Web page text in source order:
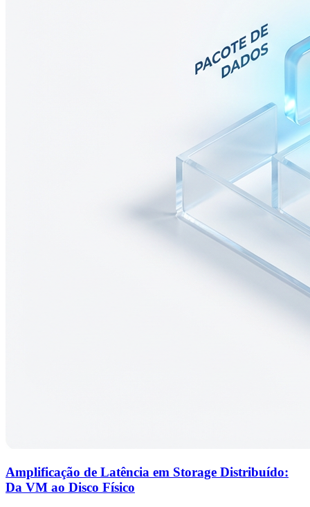
Amplificação de Latência em Storage Distribuído:
Da VM ao Disco Físico